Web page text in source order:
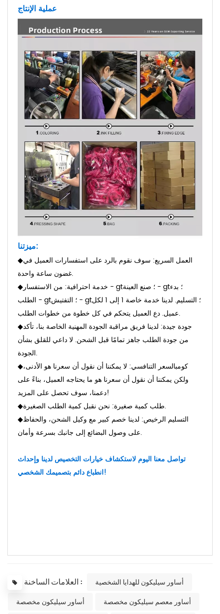
عملية الإنتاج
ميزتنا:
◆العمل السريع: سوف نقوم بالرد على استفسارات العميل في
غضون ساعة واحدة.
◆خدمة احترافية: من الاستفسار - gt؛ صنع العينة - gt؛ بدء
الطلب - gt؛ التفتيش - gt؛ التسليم.
لدينا خدمة خاصة 1 إلى 1 لكل
عميل. دع العميل يتحكم في كل خطوة من خطوات الطلب.
◆جودة جيدة: لدينا فريق مراقبة الجودة المهنية الخاصة بنا، تأكد
من جودة الطلب جاهز تمامًا قبل الشحن. لا داعي للقلق بشأن
الجودة.
◆كومبالسعر التنافسي: لا يمكننا أن نقول أن سعرنا هو الأدنى،
ولكن يمكننا أن نقول أن سعرنا هو ما يحتاجه العميل، بناءً على
دعمنا، سوف تحصل على المزيد!
◆طلب كمية صغيرة: نحن نقبل كمية الطلب الصغيرة.
◆التسليم الرخيص: لدينا خصم كبير مع وكيل الشحن، والحفاظ
على وصول البضائع إلى جانبك بسرعة وأمان.
تواصل معنا اليوم لاستكشاف خيارات التخصيص لدينا وإحداث
انطباع دائم بتصميمك الشخصي!
العلامات الساخنة : أساور سيليكون للهدايا الشخصية
أساور سيليكون مخصصة أساور معصم سيليكون مخصصة